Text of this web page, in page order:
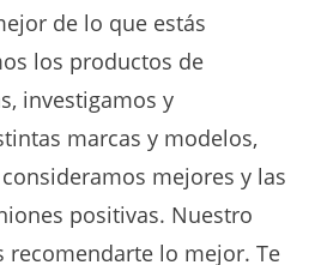
de lo que estás
los productos de
investigamos y
marcas y modelos,
mejores y las
positivas. Nuestro
recomendarte lo mejor. Te